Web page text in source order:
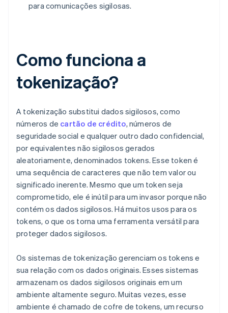
para comunicações sigilosas.
Como funciona a
tokenização?
A tokenização substitui dados sigilosos, como
números de cartão de crédito, números de
seguridade social e qualquer outro dado confidencial,
por equivalentes não sigilosos gerados
aleatoriamente, denominados tokens. Esse token é
uma sequência de caracteres que não tem valor ou
significado inerente. Mesmo que um token seja
comprometido, ele é inútil para um invasor porque não
contém os dados sigilosos. Há muitos usos para os
tokens, o que os torna uma ferramenta versátil para
proteger dados sigilosos.
Os sistemas de tokenização gerenciam os tokens e
sua relação com os dados originais. Esses sistemas
armazenam os dados sigilosos originais em um
ambiente altamente seguro. Muitas vezes, esse
ambiente é chamado de cofre de tokens, um recurso